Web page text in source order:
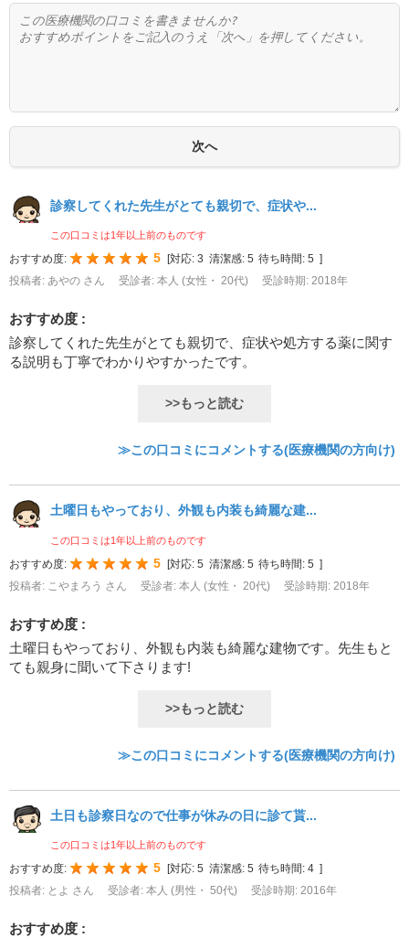
診察してくれた先生がとても親切で、症状や...
この口コミは1年以上前のものです
おすすめ度: 5 対応: 3 清潔感: 5 待ち時間: 5
投稿者: あやの さん
受診者: 本人 (女性・ 20代) 受診時期: 2018年
おすすめ度 :
診察してくれた先生がとても親切で、症状や処方する薬に関す
る説明も丁寧でわかりやすかったです。
>>もっと読む
≫この口コミにコメントする(医療機関の方向け)
土曜日もやっており、外観も内装も綺麗な建...
この口コミは1年以上前のものです
おすすめ度: 5 [対応: 5 清潔感: 5 待ち時間: 5 ]
投稿者: こやまろう さん
受診者: 本人 (女性・ 20代) 受診時期: 2018年
おすすめ度 :
土曜日もやっており、外観も内装も綺麗な建物です。先生もと
ても親身に聞いて下さります!
>>もっと読む
≫この口コミにコメントする(医療機関の方向け)
土日も診察日なので仕事が休みの日に診て貰...
この口コミは1年以上前のものです
おすすめ度: 5 対応: 5 清潔感: 5 待ち時間: 4
投稿者: とよ さん
受診者: 本人 (男性・ 50代) 受診時期: 2016年
おすすめ度 :